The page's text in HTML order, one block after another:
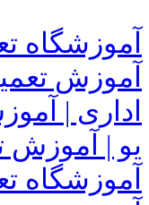
آموزشگاه
آموزش
اداری |
یو | آموزش
آموزشگاه